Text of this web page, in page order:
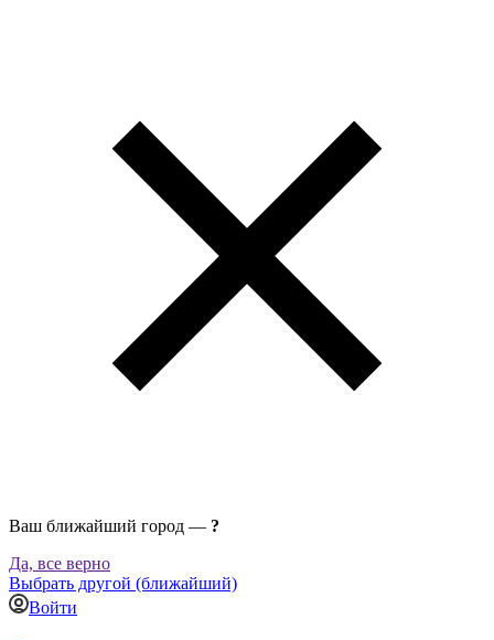
Ваш ближайший город — ?
Да, все верно
Выбрать другой (ближайший)
Войти